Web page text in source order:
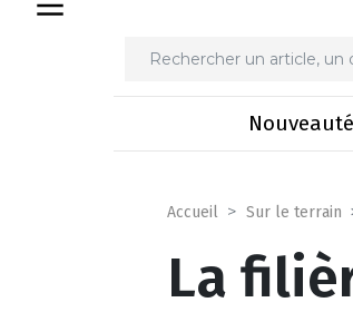
La
Accueil Sur le terrain
La